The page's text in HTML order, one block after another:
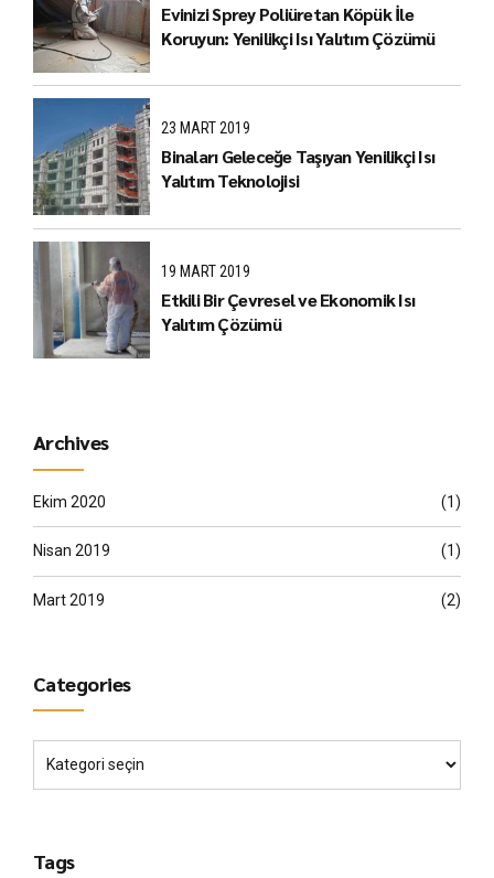
Evinizi Sprey Poliüretan Köpük İle
Koruyun: Yenilikçi Isı Yalıtım Çözümü
23 MART 2019
Binaları Geleceğe Taşıyan Yenilikçi Isı
Yalıtım Teknolojisi
19 MART 2019
Etkili Bir Çevresel ve Ekonomik Isı
Yalıtım Çözümü
Archives
Ekim 2020 (1)
Nisan 2019 (1)
Mart 2019 (2)
Categories
Tags